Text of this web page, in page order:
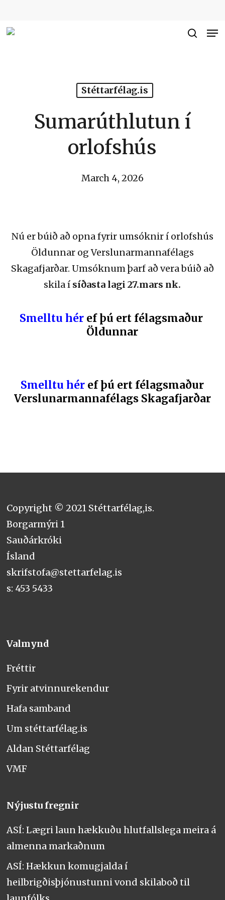
Stéttarfélag.is
Sumarúthlutun í
orlofshús
March 4, 2026
Nú er búið að opna fyrir umsóknir í orlofshús
Öldunnar og Verslunarmannafélags
Skagafjarðar. Umsóknum þarf að vera búið að
skila í síðasta lagi 27.mars nk.
Smelltu hér ef þú ert félagsmaður
Öldunnar
Smelltu hér ef þú ert félagsmaður
Verslunarmannafélags Skagafjarðar
Copyright © 2021 Stéttarfélag,is.
Borgarmýri 1
Sauðárkróki
Ísland
skrifstofa@stettarfelag.is
s: 453 5433
Valmynd
Fréttir
Fyrir atvinnurekendur
Hafa samband
Um stéttarfélag.is
Aldan Stéttarfélag
VMF
Nýjustu fregnir
ASÍ: Lægri laun hækkuðu hlutfallslega meira á
almenna markaðnum
ASÍ: Hækkun komugjalda í
heilbrigðisþjónustunni vond skilaboð til
Close